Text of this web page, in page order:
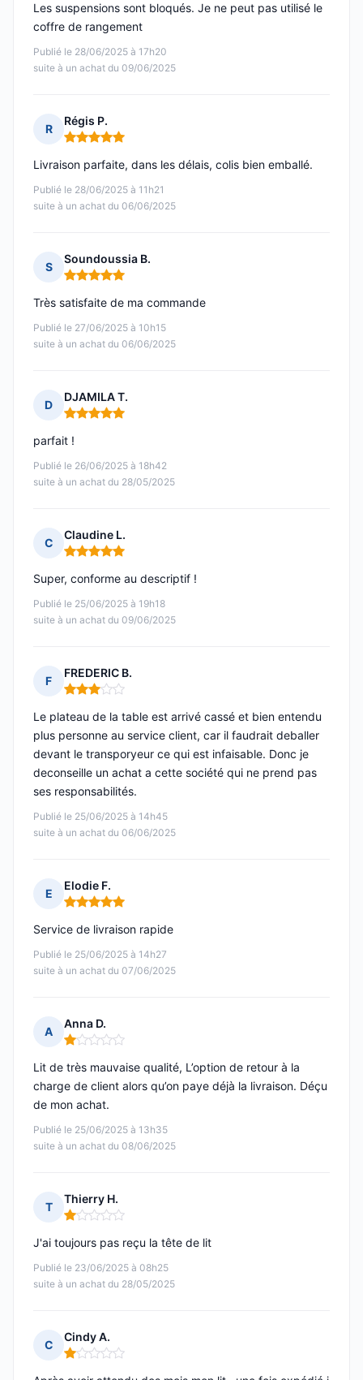
Publié le 28/06/2025 à 17h20
suite à un achat du 09/06/2025
Les suspensions sont bloqués. Je ne peut pas utilisé le
coffre de rangement
R
Régis P.
Note : 5 sur 5
Publié le 28/06/2025 à 11h21
suite à un achat du 06/06/2025
Livraison parfaite, dans les délais, colis bien emballé.
S
Soundoussia B.
Note : 5 sur 5
Publié le 27/06/2025 à 10h15
suite à un achat du 06/06/2025
Très satisfaite de ma commande
D
DJAMILA T.
Note : 5 sur 5
Publié le 26/06/2025 à 18h42
suite à un achat du 28/05/2025
parfait !
C
Claudine L.
Note : 5 sur 5
Publié le 25/06/2025 à 19h18
suite à un achat du 09/06/2025
Super, conforme au descriptif !
F
FREDERIC B.
Note : 3 sur 5
Publié le 25/06/2025 à 14h45
suite à un achat du 06/06/2025
Le plateau de la table est arrivé cassé et bien entendu
plus personne au service client, car il faudrait deballer
devant le transporyeur ce qui est infaisable. Donc je
deconseille un achat a cette société qui ne prend pas
ses responsabilités.
E
Elodie F.
Note : 5 sur 5
Publié le 25/06/2025 à 14h27
suite à un achat du 07/06/2025
Service de livraison rapide
A
Anna D.
Note : 1 sur 5
Publié le 25/06/2025 à 13h35
suite à un achat du 08/06/2025
Lit de très mauvaise qualité, L’option de retour à la
charge de client alors qu’on paye déjà la livraison. Déçu
de mon achat.
T
Thierry H.
Note : 1 sur 5
Publié le 23/06/2025 à 08h25
suite à un achat du 28/05/2025
J'ai toujours pas reçu la tête de lit
C
Cindy A.
Note : 1 sur 5